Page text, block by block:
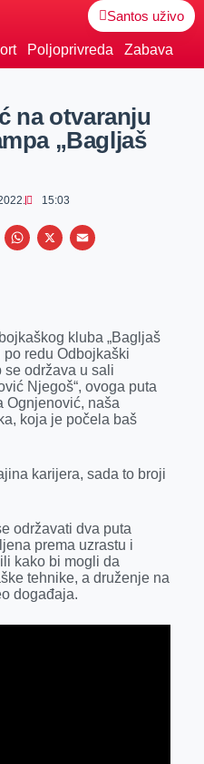
Santos uživo
Poljoprivreda Zabava
na otvaranju
„Bagljaš
15:03
W
s
A
p
p
X
E
l
kluba „Bagljaš
po redu Odbojkaški
se održava u sali
Njegoš“, ovoga puta
Ognjenović, naša
koja je počela baš
karijera, sada to broji
održavati dva puta
prema uzrastu i
kako bi mogli da
tehnike, a druženje na
događaja.